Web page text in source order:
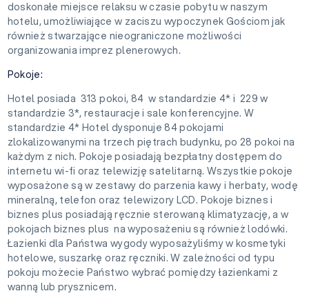
doskonałe miejsce relaksu w czasie pobytu w naszym
hotelu, umożliwiające w zaciszu wypoczynek Gościom jak
również stwarzające nieograniczone możliwości
organizowania imprez plenerowych.
Pokoje:
Hotel posiada 313 pokoi, 84 w standardzie 4* i 229 w
standardzie 3*, restauracje i sale konferencyjne. W
standardzie 4* Hotel dysponuje 84 pokojami
zlokalizowanymi na trzech piętrach budynku, po 28 pokoi na
każdym z nich. Pokoje posiadają bezpłatny dostępem do
internetu wi-fi oraz telewizję satelitarną. Wszystkie pokoje
wyposażone są w zestawy do parzenia kawy i herbaty, wodę
mineralną, telefon oraz telewizory LCD. Pokoje biznes i
biznes plus posiadają ręcznie sterowaną klimatyzację, a w
pokojach biznes plus na wyposażeniu są również lodówki.
Łazienki dla Państwa wygody wyposażyliśmy w kosmetyki
hotelowe, suszarkę oraz ręczniki. W zależności od typu
pokoju możecie Państwo wybrać pomiędzy łazienkami z
wanną lub prysznicem.